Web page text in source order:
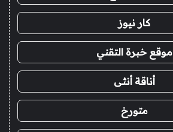
كار نيوز
موقع خبرة التقني
أناقة أنثى
متورخ